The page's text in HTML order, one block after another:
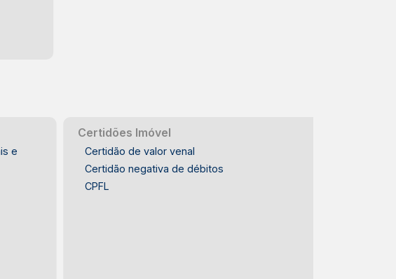
e
Certidões Imóvel
Certidão de valor venal
Certidão negativa de débitos
CPFL